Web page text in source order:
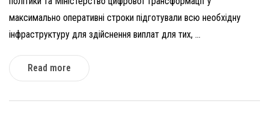
максимально оперативні строки підготували всю необхідну
інфраструктуру для здійснення виплат для тих, ...
Read more